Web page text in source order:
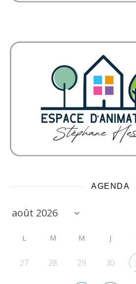
AGENDA
L M M J
27 28 29 30